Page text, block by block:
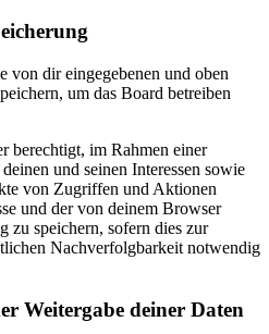
von dir eingegebenen und oben
um das Board betreiben
berechtigt, im Rahmen einer
und seinen Interessen sowie
von Zugriffen und Aktionen
und der von deinem Browser
zu speichern, sofern dies zur
Nachverfolgbarkeit notwendig
Weitergabe deiner Daten